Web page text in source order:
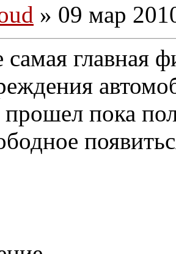
» 09 мар
самая главная
пока